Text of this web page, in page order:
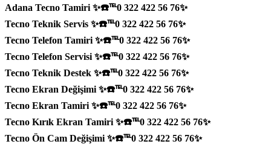
Adana Tecno Tamiri ✨☎️℡0 322 422 56 76✨
Tecno Teknik Servis ✨☎️℡0 322 422 56 76✨
Tecno Telefon Tamiri ✨☎️℡0 322 422 56 76✨
Tecno Telefon Servisi ✨☎️℡0 322 422 56 76✨
Tecno Teknik Destek ✨☎️℡0 322 422 56 76✨
Tecno Ekran Değişimi ✨☎️℡0 322 422 56 76✨
Tecno Ekran Tamiri ✨☎️℡0 322 422 56 76✨
Tecno Kırık Ekran Tamiri ✨☎️℡0 322 422 56 76✨
Tecno Ön Cam Değişimi ✨☎️℡0 322 422 56 76✨